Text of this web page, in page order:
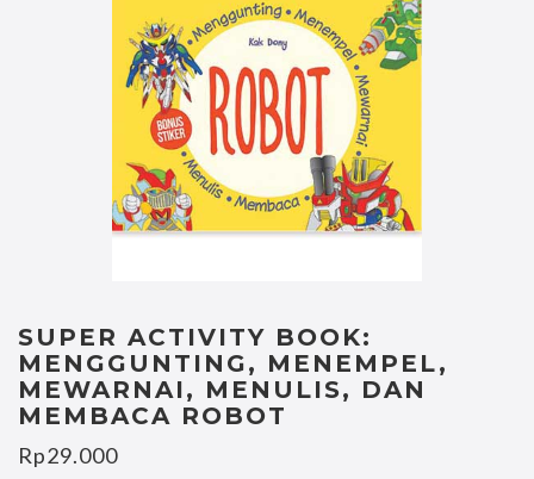
SUPER ACTIVITY BOOK:
MENGGUNTING, MENEMPEL,
MEWARNAI, MENULIS, DAN
MEMBACA ROBOT
Rp29.000